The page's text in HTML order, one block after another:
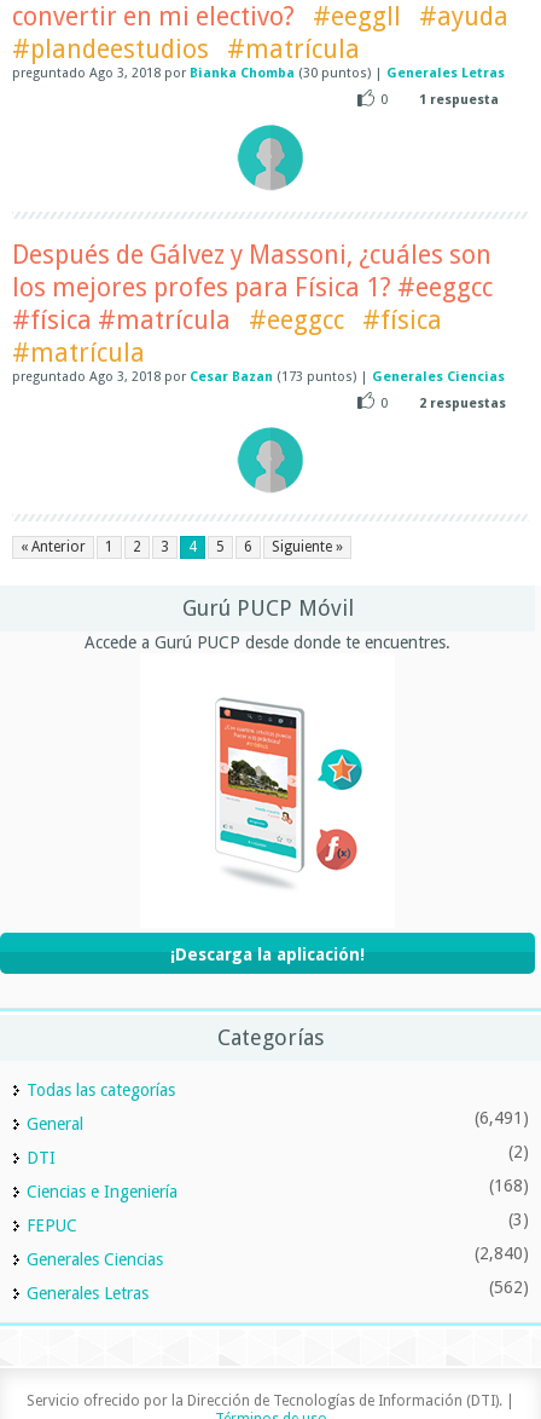
convertir en mi electivo?
#eeggll
#ayuda
#plandeestudios
#matrícula
preguntado Ago 3, 2018 por Bianka Chomba (30 puntos) | Generales Letras
0
1 respuesta
Después de Gálvez y Massoni, ¿cuáles son
los mejores profes para Física 1? #eeggcc
#física #matrícula
#eeggcc
#física
#matrícula
preguntado Ago 3, 2018 por Cesar Bazan (173 puntos) | Generales Ciencias
0
2 respuestas
« Anterior 1 2 3 4 5 6 Siguiente »
Gurú PUCP Móvil
Accede a Gurú PUCP desde donde te encuentres.
¡Descarga la aplicación!
Categorías
Todas las categorías
General
(6,491)
DTI (2)
Ciencias e Ingeniería (168)
FEPUC (3)
Generales Ciencias (2,840)
Generales Letras (562)
Servicio ofrecido por la Dirección de Tecnologías de Información (DTI). |